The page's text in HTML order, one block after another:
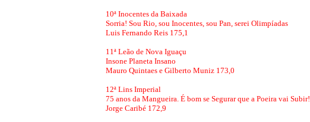
10ª Inocentes da Baixada
Sorria! Sou Rio, sou Inocentes, sou Pan, serei Olimpíadas
Luis Fernando Reis 175,1
11ª Leão de Nova Iguaçu
Insone Planeta Insano
Mauro Quintaes e Gilberto Muniz 173,0
12ª Lins Imperial
75 anos da Mangueira. É bom se Segurar que a Poeira vai Subir!
Jorge Caribé 172,9